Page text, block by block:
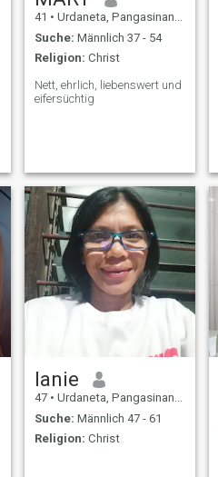
41 • Urdaneta, Pangasinan, Philippinen
Suche: Männlich 37 - 54
Religion: Christ
Nett, ehrlich, liebenswert und
eifersüchtig
lanie
47 • Urdaneta, Pangasinan, Philippinen
Suche: Männlich 47 - 61
Religion: Christ